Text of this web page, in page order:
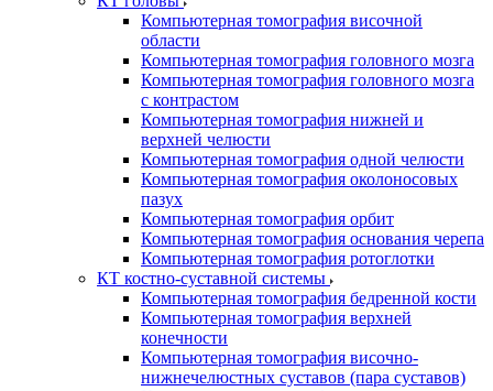
Компьютерная томография височной
области
Компьютерная томография головного мозга
Компьютерная томография головного мозга
с контрастом
Компьютерная томография нижней и
верхней челюсти
Компьютерная томография одной челюсти
Компьютерная томография околоносовых
пазух
Компьютерная томография орбит
Компьютерная томография основания черепа
Компьютерная томография ротоглотки
КТ костно-суставной системы
Компьютерная томография бедренной кости
Компьютерная томография верхней
конечности
Компьютерная томография височно-
нижнечелюстных суставов (пара суставов)